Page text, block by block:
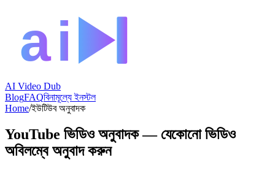
AI Video Dub
BlogFAQবিনামূল্যে ইনস্টল
Home/ইউটিউব অনুবাদক
YouTube ভিডিও অনুবাদক — যেকোনো ভিডিও
অবিলম্বে অনুবাদ করুন